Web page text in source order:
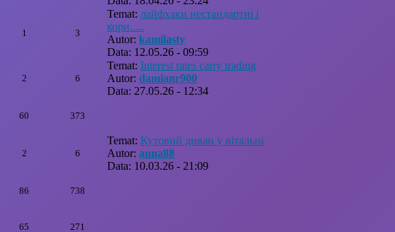
1 3
Temat:лайфхаки нестандартні і
кори.....
Autor:kamilasty
Data: 12.05.26 - 09:59
2 6
Temat: Interest rates carry trading
Autor:damianr900
Data: 27.05.26 - 12:34
60 373
2 6
Temat:Кутовий диван у вітальні
Autor:anna88
Data: 10.03.26 - 21:09
86 738
65 271